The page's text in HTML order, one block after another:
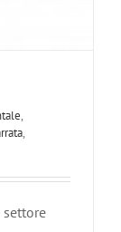
,
,
settore